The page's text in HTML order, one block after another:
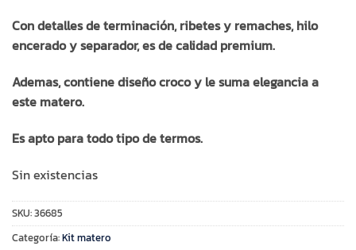
Con detalles de terminación, ribetes y remaches, hilo
encerado y separador, es de calidad premium.
Ademas, contiene diseño croco y le suma elegancia a
este matero.
Es apto para todo tipo de termos.
Sin existencias
SKU:36685
Categoría:Kit matero